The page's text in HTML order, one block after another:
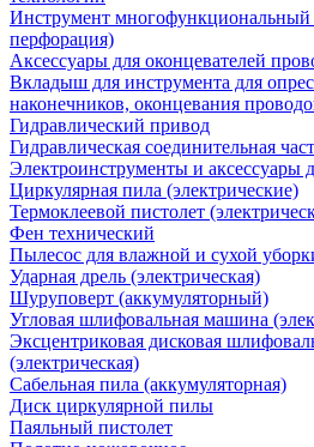
Инструмент многофункциональный
перфорация)
Аксессуары для оконцевателей
Вкладыш для инструмента для
наконечников, оконцевания
Гидравлический привод
Гидравлическая соединительная
Электроинструменты и аксессуары
Циркулярная пила (электрические)
Термоклеевой пистолет
Фен технический
Пылесос для влажной и сухой
Ударная дрель (электрическая)
Шуруповерт (аккумуляторный)
Угловая шлифовальная машина
Эксцентриковая дисковая
(электрическая)
Сабельная пила (аккумуляторная)
Диск циркулярной пилы
Паяльный пистолет